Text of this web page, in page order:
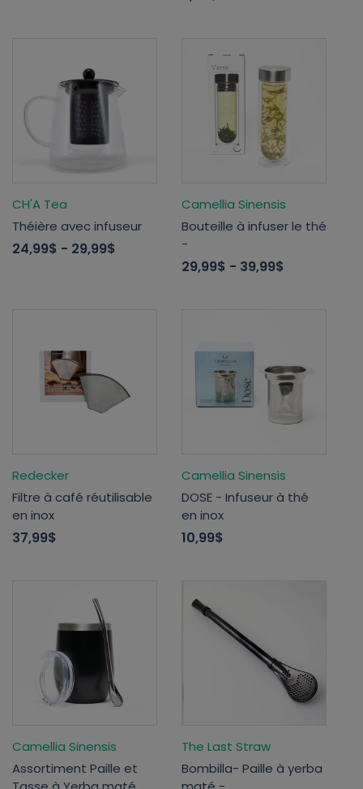
CH'A Tea
Théière avec infuseur
24,99$ - 29,99$
Camellia Sinensis
Bouteille à infuser le thé
-
29,99$ - 39,99$
Redecker
Filtre à café réutilisable
en inox
37,99$
Camellia Sinensis
DOSE - Infuseur à thé
en inox
10,99$
Camellia Sinensis
Assortiment Paille et
The Last Straw
Bombilla- Paille à yerba